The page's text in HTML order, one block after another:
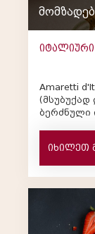
Amaretti
(მსუბუქად
ბერძნული
იხილეთ